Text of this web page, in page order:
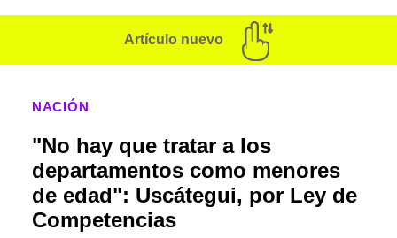
Artículo nuevo
NACIÓN
"No hay que tratar a los
departamentos como menores
de edad": Uscátegui, por Ley de
Competencias